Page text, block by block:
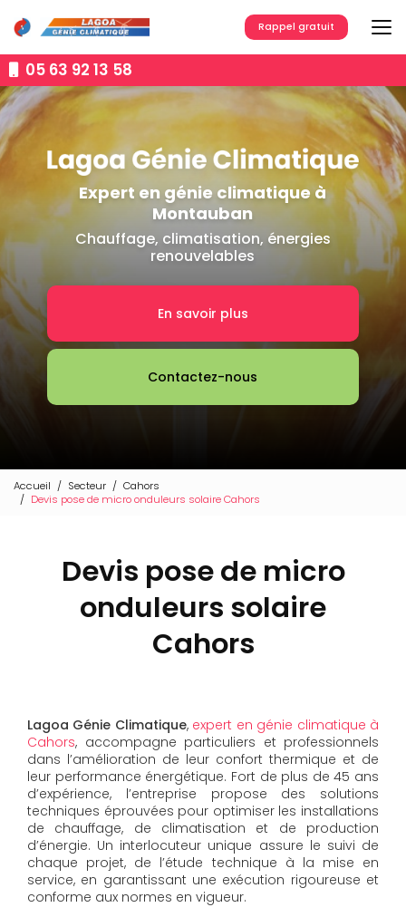
au
contenu
principal05 63 92 13 58
Rappel gratuit
Expert en génie climatique à
Montauban
Chauffage, climatisation, énergies
renouvelables
En savoir plus
Contactez-nous
Accueil Secteur
Cahors
Devis pose de micro onduleurs solaire Cahors
Devis pose de micro
onduleurs solaire
Cahors
Lagoa Génie Climatique, expert en génie climatique à
Cahors, accompagne particuliers et professionnels
dans l’amélioration de leur confort thermique et de
leur performance énergétique. Fort de plus de 45 ans
d’expérience, l’entreprise propose des solutions
techniques éprouvées pour optimiser les installations
de chauffage, de climatisation et de production
d’énergie. Un interlocuteur unique assure le suivi de
chaque projet, de l’étude technique à la mise en
service, en garantissant une exécution rigoureuse et
conforme aux normes en vigueur.